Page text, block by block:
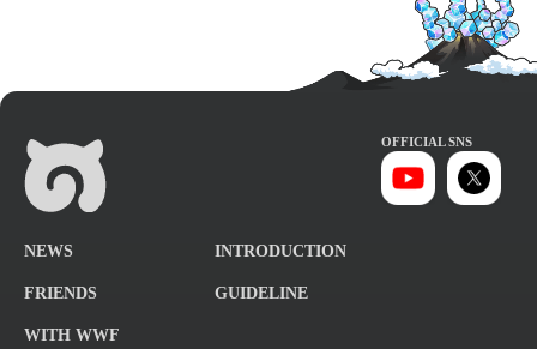
OFFICIAL SNS
NEWS INTRODUCTION
FRIENDS GUIDELINE
WITH WWF